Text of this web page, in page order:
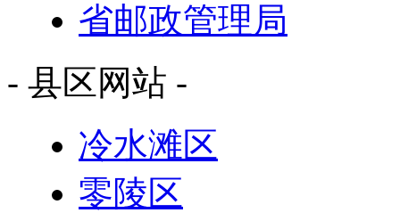
省邮政管理局
- 县区网站 -
冷水滩区
零陵区